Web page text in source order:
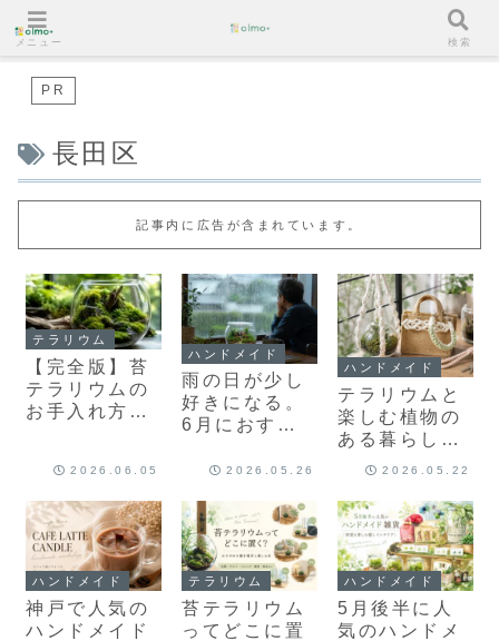
PR
長田区
記事内に広告が含まれています。
テラリウム
【完全版】苔
テラリウムの
お手入れ方法
ビ・枯れ対策
を徹底解説
2026.06.05
ハンドメイド
雨の日が少し
好きになる。
6月におすす
イド作品特集
し・夏準備
2026.05.26
ハンドメイド
テラリウムと
楽しむ植物の
ある暮らし｜
マクラメ雑貨
ンガーも紹介
2026.05.22
ハンドメイド
神戸で人気の
ハンドメイド
テラリウム
苔テラリウム
ってどこに置
ハンドメイド
5月後半に人
気のハンドメ
メニュー 検索